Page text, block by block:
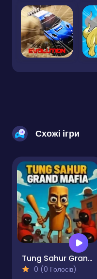
Схожі ігри
Tung Sahur Grand Mafia
0 (0 Голосів)